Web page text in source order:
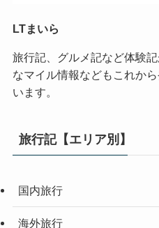
LTまいら
旅行記、グルメ記など体験
なマイル情報などもこれか
います。
旅行記【エリア別】
国内旅行
海外旅行